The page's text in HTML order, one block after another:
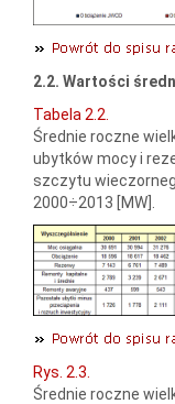
2.2. Wartości
Tabela 2.2.
Średnie roczne
ubytków mocy i
szczytu
2000÷2013 [MW].
Rys. 2.3.
Średnie roczne